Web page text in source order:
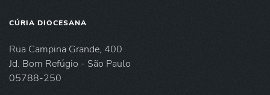
CÚRIA DIOCESANA
Rua Campina Grande, 400
Jd. Bom Refúgio - São Paulo
05788-250